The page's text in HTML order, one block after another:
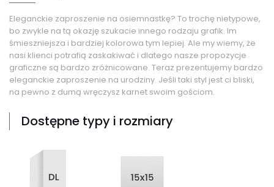
Eleganckie zaproszenie na osiemnastkę? To trochę nietypowe,
bo zwykle na tą okazję szukacie innego rodzaju grafik. Im
śmieszniejsza i bardziej kolorowa tym lepiej. Ale my wiemy, że
nasi klienci potrafią zaskakiwać i dlatego nasze propozycje
graficzne są bardzo zróżnicowane. Teraz prezentujemy bardzo
eleganckie zaproszenie na urodziny. Jeśli taki styl jest ci bliski,
na pewno z dumą wręczysz karnet swoim gościom.
Dostępne typy i rozmiary